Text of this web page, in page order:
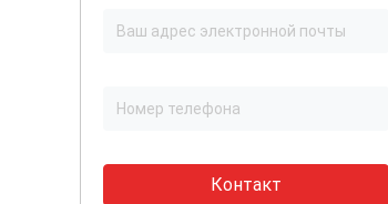
Контакт